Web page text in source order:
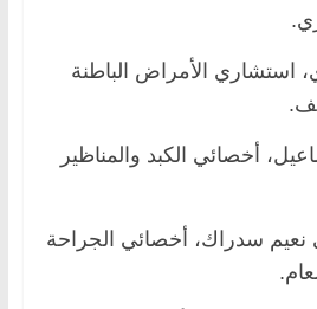
استشاري الأمراض الباطنة
أخصائي الكبد والمناظير
نعيم سدراك، أخصائي الجراحة